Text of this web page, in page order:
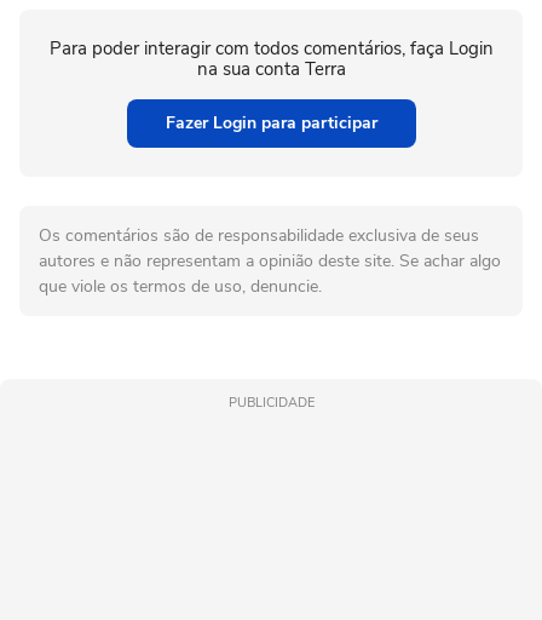
Para poder interagir com todos comentários, faça Login
na sua conta Terra
Fazer Login para participar
Os comentários são de responsabilidade exclusiva de seus
autores e não representam a opinião deste site. Se achar algo
que viole os termos de uso, denuncie.
PUBLICIDADE